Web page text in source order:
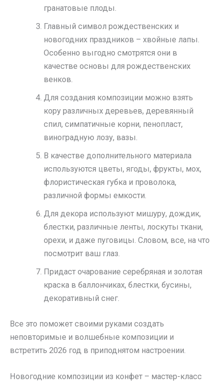
гранатовые плоды.
Главный символ рождественских и
новогодних праздников – хвойные лапы.
Особенно выгодно смотрятся они в
качестве основы для рождественских
венков.
Для создания композиции можно взять
кору различных деревьев, деревянный
спил, симпатичные корни, пенопласт,
виноградную лозу, вазы.
В качестве дополнительного материала
используются цветы, ягоды, фрукты, мох,
флористическая губка и проволока,
различной формы емкости.
Для декора используют мишуру, дождик,
блестки, различные ленты, лоскуты ткани,
орехи, и даже пуговицы. Словом, все, на что
посмотрит ваш глаз.
Придаст очарование серебряная и золотая
краска в баллончиках, блестки, бусины,
декоративный снег.
Все это поможет своими руками создать
неповторимые и волшебные композиции и
встретить 2026 год в приподнятом настроении.
Новогодние композиции из конфет – мастер-класс